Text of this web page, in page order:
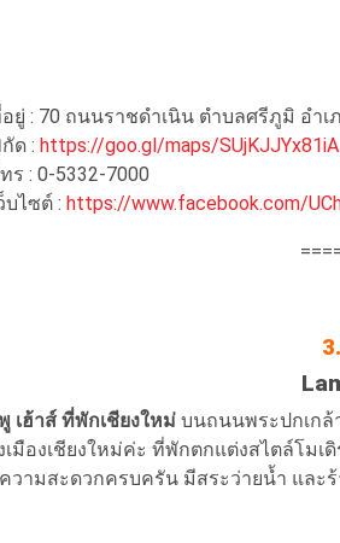
ยู่ : 70 ถนนราชดำเนิน ตำบลศรีภูมิ อำเ
ด : https://goo.gl/maps/
ร : 0-5332-7000
บไซต์ : https://www.facebook.com/
เฮ้าส์ ที่พักเชียงใหม่ บนถนนพระปกเกล้
เมืองเชียงใหม่ค่ะ ที่พักตกแต่งสไตล์โม
วามสะดวกครบครัน มีสระว่ายน้ำ และ